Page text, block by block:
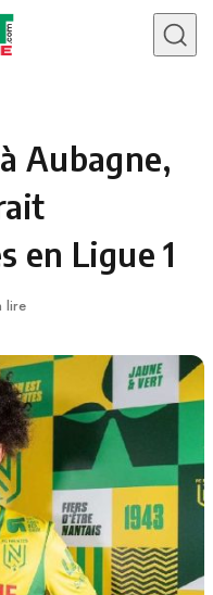
Aubagne,
en Ligue 1
lire